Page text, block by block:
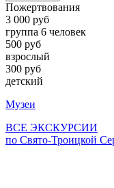
Пожертвования
3 000 руб
группа 6 человек
500 руб
взрослый
300 руб
детский
Музеи
ВСЕ ЭКСКУРСИИ
по Свято-Троицкой